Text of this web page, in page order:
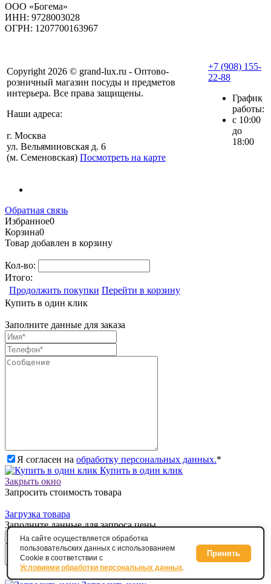
ООО «Богема»
ИНН: 9728003028
ОГРН: 1207700163967
Copyright 2026 © grand-lux.ru - Оптово-
розничный магазин посуды и предметов
интерьера. Все права защищены.
Наши адреса:
г. Москва
ул. Вельяминовская д. 6
(м. Семеновская) Посмотреть на карте
+7 (908) 155-
22-88
График
работы:
с 10:00
до
18:00
Обратная связь
Избранное0
Корзина0
Товар добавлен в корзину
Кол-во:
Итого:
Продолжить покупки Перейти в корзину
Купить в один клик
Заполните данные для заказа
Я согласен на обработку персональных данных.*
Купить в один клик
Закрыть окно
Запросить стоимость товара
Загрузка товара
Заполните данные для запроса цены
Я согласен наобработку персональных данных.
На сайте осуществляется обработка
пользовательских данных с использованием
Cookie в соответствии с
Условиями обработки персональных данных.
Принять